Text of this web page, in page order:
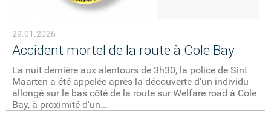
29.01.2026
Accident mortel de la route à Cole Bay
La nuit dernière aux alentours de 3h30, la police de Sint
Maarten a été appelée après la découverte d'un individu
allongé sur le bas côté de la route sur Welfare road à Cole
Bay, à proximité d'un...